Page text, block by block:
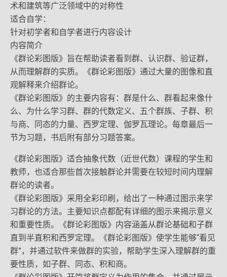
术和建筑等广泛领域中的对称性
适合自学：
针对初学者和自学者进行内容设计
内容简介
《群论彩图版》旨在帮助读者看到群、认识群、验证群，
从而理解群的实质。《群论彩图版》通过大量的图像和直
观解释来介绍群论。
《群论彩图版》的主要内容有：群是什么、群看起来像什
么、为什么学习群、群的代数定义、五个群族、子群、积
与商、同态的力量、西罗定理、伽罗瓦理论。每章最后一
节为习题，书后附有部分习题答案。
《群论彩图版》适合抽象代数（近世代数）课程的学生和
教师，也适合那些首次接触群论并需要在较短时间内理解
群论的读者。
《群论彩图版》采用全彩印刷，给出了一种通过图示来学
习群论的方法。主要知识点都配有详细的图示来揭示意义
和重要性质。《群论彩图版》内容涵盖从群论基础和子群
直到半直积和西罗定理。《群论彩图版》使学生能够“看见
群”，并通过软件来做群的实验，帮助学生深入理解群的重
要性质，如子群、同态、积和商。